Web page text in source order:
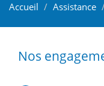
Accueil Assistance
Nos